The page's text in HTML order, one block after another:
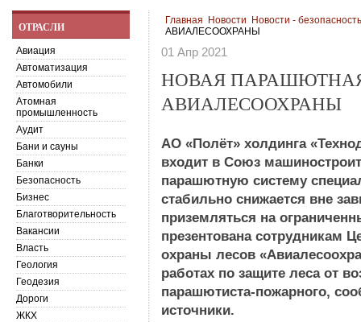
Главная Новости
Новости -
АВИАЛЕСООХРАНЫ
01 Апр 2021
НОВАЯ
АВИАЛЕСООХРАНЫ
АО «Полёт» холдинга
входит в Союз
парашютную систему
стабильно снижается вне
приземляться на
презентована сотрудникам
охраны лесов
работах по защите леса от
парашютиста-пожарного,
источники.
ОТРАСЛИ
Авиация
Автоматизация
Автомобили
Атомная
промышленность
Аудит
Бани и сауны
Банки
Безопасность
Бизнес
Благотворительность
Вакансии
Власть
Геология
Геодезия
Дороги
ЖКХ